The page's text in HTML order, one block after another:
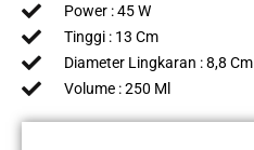
Power : 45 W
Tinggi : 13 Cm
Diameter Lingkaran : 8,8 Cm
Volume : 250 Ml